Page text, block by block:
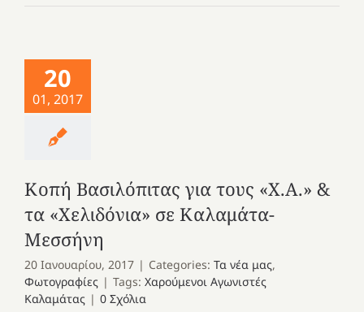
20
01, 2017
Κοπή Βασιλόπιτας για τους «Χ.Α.» &
τα «Χελιδόνια» σε Καλαμάτα-
Μεσσήνη
20 Ιανουαρίου, 2017 | Categories: Τα νέα μας,
Φωτογραφίες | Tags: Χαρούμενοι Αγωνιστές
Καλαμάτας | 0 Σχόλια